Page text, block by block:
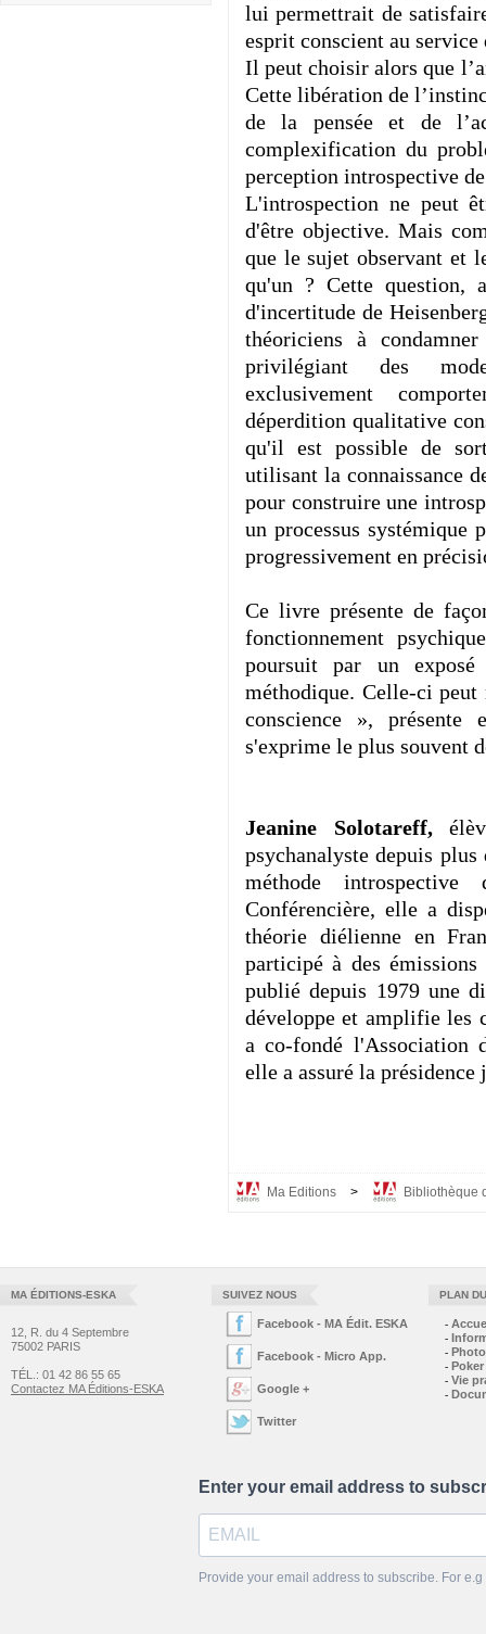
lui permettrait de
esprit conscient au
Il peut choisir alors que
Cette libération de
de la pensée et de
complexification du
perception introspective
L'introspection ne peut
d'être objective. Mais
que le sujet observant et
qu'un ? Cette question,
d'incertitude de
théoriciens à
privilégiant des
exclusivement
déperdition qualitative
qu'il est possible de
utilisant la connaissance
pour construire une
un processus systémique
progressivement en
Ce livre présente de
fonctionnement
poursuit par un
méthodique. Celle-ci
conscience »,
s'exprime le plus souvent
Jeanine Solotareff,
psychanalyste depuis
méthode introspective
Conférencière, elle a
théorie diélienne en
participé à des
publié depuis 1979 une
développe et amplifie les
a co-fondé l'Association
elle a assuré la présidence
Ma Editions > Bibliothèque
MA ÉDITIONS-ESKA
12, R. du 4 Septembre
75002 PARIS
TÉL.: 01 42 86 55 65
Contactez MA Éditions-ESKA
SUIVEZ NOUS
Facebook - MA Édit. ESKA
Facebook - Micro App.
Google +
Twitter
PLAN
-
-
-
- Poker
- Vie
-
Enter your email address to
Provide your email address to subscribe. For